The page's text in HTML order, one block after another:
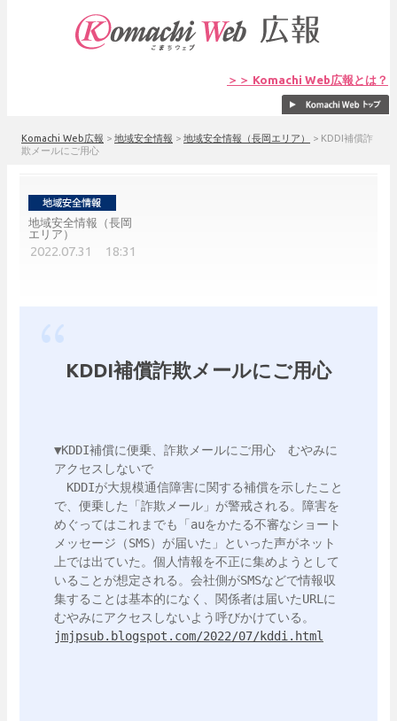
＞＞ Komachi Web広報とは？
Komachi Web広報 > 地域安全情報 > 地域安全情報（長岡エリア） > KDDI補償詐
欺メールにご用心
地域安全情報（長岡
エリア）
2022.07.31 18:31
KDDI補償詐欺メールにご用心
▼KDDI補償に便乗、詐欺メールにご用心　むやみに
アクセスしないで
KDDIが大規模通信障害に関する補償を示したこと
で、便乗した「詐欺メール」が警戒される。障害を
めぐってはこれまでも「auをかたる不審なショート
メッセージ（SMS）が届いた」といった声がネット
上では出ていた。個人情報を不正に集めようとして
いることが想定される。会社側がSMSなどで情報収
集することは基本的になく、関係者は届いたURLに
jmjpsub.blogspot.com/2022/07/kddi.html